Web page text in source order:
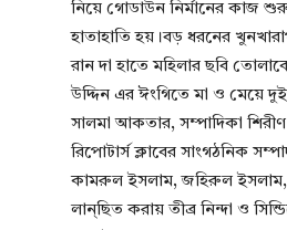
নিয়ে গোডাউন নির্মানের কাজ
হাতাহাতি হয়।বড় ধরনের
রান দা হাতে মহিলার ছবি
উদ্দিন এর ঈংগিতে মা ও মেয়ে
সালমা আকতার, সম্পাদিকা
রিপোটার্স ক্লাবের সাংগঠনিক
কামরুল ইসলাম, জহিরুল ইসলাম,
লান্ছিত করায় তীব্র নিন্দা ও